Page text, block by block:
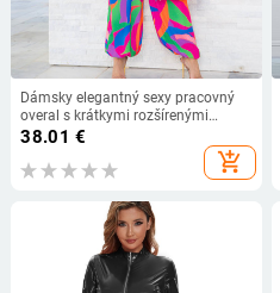
Dámsky elegantný sexy pracovný
overal s krátkymi rozšírenými
rukávmi a výstrihom do V
38.01 €
add_shopping_cart